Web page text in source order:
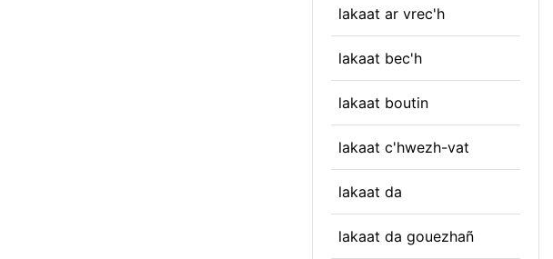
lakaat ar vrec'h
lakaat bec'h
lakaat boutin
lakaat c'hwezh-vat
lakaat da
lakaat da gouezhañ